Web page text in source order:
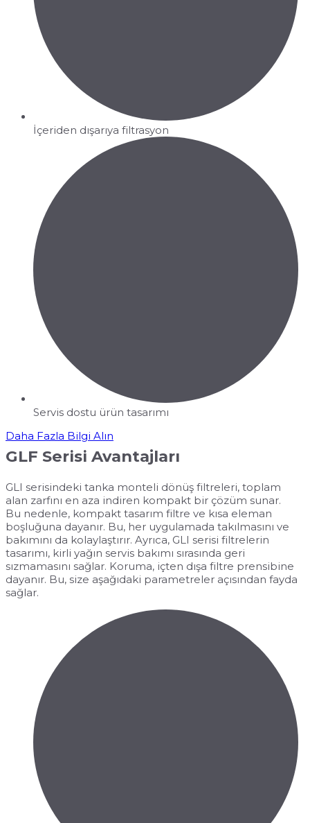
İçeriden dışarıya filtrasyon
Servis dostu ürün tasarımı
Daha Fazla Bilgi Alın
GLF Serisi Avantajları
GLI serisindeki tanka monteli dönüş filtreleri, toplam
alan zarfını en aza indiren kompakt bir çözüm sunar.
Bu nedenle, kompakt tasarım filtre ve kısa eleman
boşluğuna dayanır. Bu, her uygulamada takılmasını ve
bakımını da kolaylaştırır. Ayrıca, GLI serisi filtrelerin
tasarımı, kirli yağın servis bakımı sırasında geri
sızmamasını sağlar. Koruma, içten dışa filtre prensibine
dayanır. Bu, size aşağıdaki parametreler açısından fayda
sağlar.